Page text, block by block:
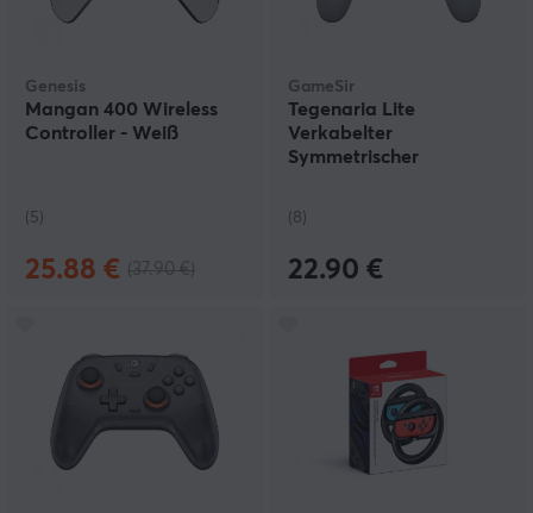
Genesis
Mangan 400 Wireless
Controller - Weiß
(5)
25.88 €
GameSir
Tegenaria Lite
Verkabelter
Symmetrischer
(8)
22.90 €